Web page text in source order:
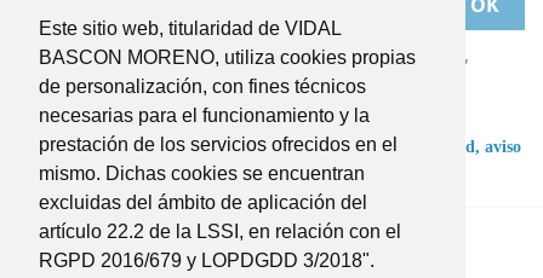
Este sitio web, titularidad de VIDAL
BASCON MORENO, utiliza cookies propias
de personalización, con fines técnicos
necesarias para el funcionamiento y la
prestación de los servicios ofrecidos en el
mismo. Dichas cookies se encuentran
excluidas del ámbito de aplicación del
artículo 22.2 de la LSSI, en relación con el
RGPD 2016/679 y LOPDGDD 3/2018".
Puede darse de baja en cualquier momento. Para ello,
deberá dirigirse a
BASCONMORENO@BASCONMORENO.COM
He leído y acepto las condiciones de lapolítica de privacidad, aviso
legalytérminos y condiciones.
TwitterInstagram